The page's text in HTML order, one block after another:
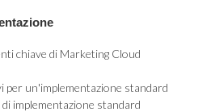
chiave di Marketing Cloud
per un'implementazione standard
implementazione standard